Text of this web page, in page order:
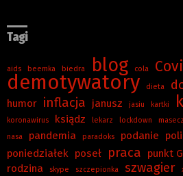
Tagi
aids beemka biedra blog cola
demotywatory dieta
humor inflacja janusz jasiu kartki
koronawirus ksiądz lekarz lockdown
nasa pandemia paradoks podanie
poniedziałek poseł praca punkt G
rodzina skype szczepionka szwagier